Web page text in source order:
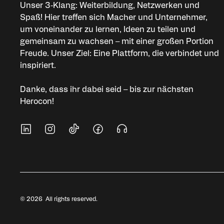
Unser 3‑Klang: Weiterbildung, Netzwerken und
Spaß! Hier treffen sich Macher und Unternehmer,
um voneinander zu lernen, Ideen zu teilen und
gemeinsam zu wachsen – mit einer großen Portion
Freude. Unser Ziel: Eine Plattform, die verbindet und
inspiriert.
Danke, dass ihr dabei seid – bis zur nächsten
Herocon!
Soziale Medien
© 2026 All rights reserved.